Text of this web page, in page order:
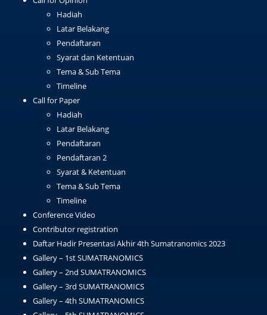
Hadiah
Latar Belakang
Pendaftaran
Syarat dan Ketentuan
Tema & Sub Tema
Timeline
Call for Paper
Hadiah
Latar Belakang
Pendaftaran
Pendaftaran 2
Syarat & Ketentuan
Tema & Sub Tema
Timeline
Conference Video
Contributor registration
Daftar Hadir Presentasi Akhir 4th Sumatranomics 2023
Gallery – 1st SUMATRANOMICS
Gallery – 2nd SUMATRANOMICS
Gallery – 3rd SUMATRANOMICS
Gallery – 4th SUMATRANOMICS